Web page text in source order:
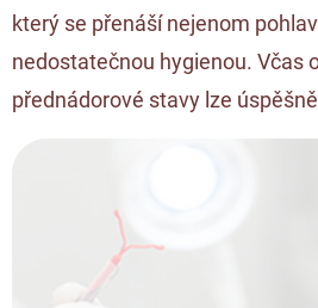
který se přenáší nejenom
nedostatečnou hygienou. Včas
přednádorové stavy lze